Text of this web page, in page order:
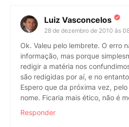
Luiz Vasconcelos
28 de dezembro de 2010 às
Ok. Valeu pelo lembrete. O erro
informação, mas porque
redigir a matéria nos
são redigidas por aí, e no
Espero que da próxima vez,
nome. Ficaria mais ético, não é
Responder